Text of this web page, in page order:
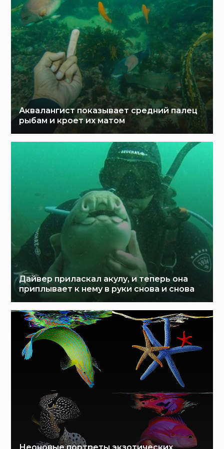
Аквалангист показывает средний палец
рыбам и кроет их матом
Дайвер приласкал акулу, и теперь она
приплывает к нему в руки снова и снова